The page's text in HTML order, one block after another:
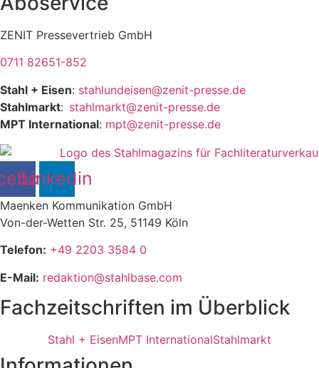
ZENIT Pressevertrieb GmbH
0711 82651-852
Stahl + Eisen: stahlundeisen@zenit-presse.de
Stahlmarkt: stahlmarkt@zenit-presse.de
MPT International: mpt@zenit-presse.de
Linkedin
Maenken Kommunikation GmbH
Von-der-Wetten Str. 25, 51149 Köln
Telefon: +49 2203 3584 0
E-Mail: redaktion@stahlbase.com
Fachzeitschriften im Überblick
Stahl + EisenMPT InternationalStahlmarkt